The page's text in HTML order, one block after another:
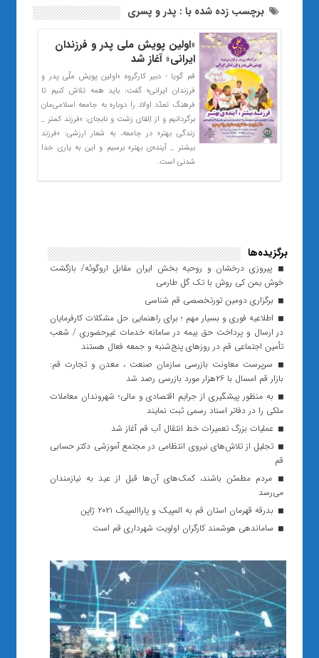
برچسب زده شده با : پدر و پسری
«اولین پویش ملی پدر و فرزندان
ایرانی» آغاز شد
قم گویا - دبیر کارگروه «اولین پویش ملّی پدر و
فرزندان ایرانی» گفت: باید همه تلاش کنیم تا
فرهنگ تعدّد اولاد را دوباره به جامعه اسلامی‌مان
برگردانیم و از اِلقای زشت و نابجای: «فرزند کمتر _
زندگی بهتر» در جامعه، به شعار ارزشی: «فرزند
بیشتر _ آینده‌ی بهتر» برسیم و این به یاری خدا
شدنی است.
برگزیده‌ها
پیروزی درخشان و روحیه بخش ایران مقابل اروگوئه/ بازگشت
خوش‌ یمن کی روش با تک گل طارمی
برگزاری ‌دومین تورتخصصی قم شناسی
اطلاعیه فوری و بسیار مهم ؛ برای راهنمایی حل مشکلات کارفرمایان
در ارسال و پرداخت حق بیمه در سامانه خدمات غیرحضوری / شعب
تأمین اجتماعی قم در روزهای پنج‌شنبه و جمعه فعال هستند
سرپرست معاونت بازرسی سازمان صنعت ، معدن و تجارت قم:
بازار قم امسال با ۲۶هزار مورد بازرسی رصد شد
به منظور پیشگیری از جرایم اقتصادی و مالی؛ شهروندان معاملات
ملکی را در دفاتر اسناد رسمی ثبت نمایند
عملیات بزرگ تعمیرات خط انتقال آب قم آغاز شد
تجلیل از تلاش‌های نیروی انتظامی در مجتمع آموزشی دکتر حسابی
قم
مردم مطمئن باشند، کمک‌های آن‌ها قبل از عید به نیازمندان
می‌رسد
بدرقه قهرمان استان قم به المپیک و پاراالمپیک ۲۰۲۱ ژاپن
ساماندهی هوشمند کارگران اولویت شهرداری قم است